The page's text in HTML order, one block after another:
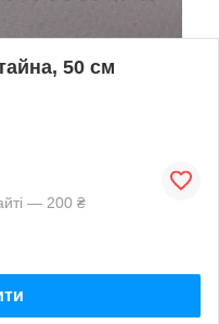
50 см
— 200 ₴